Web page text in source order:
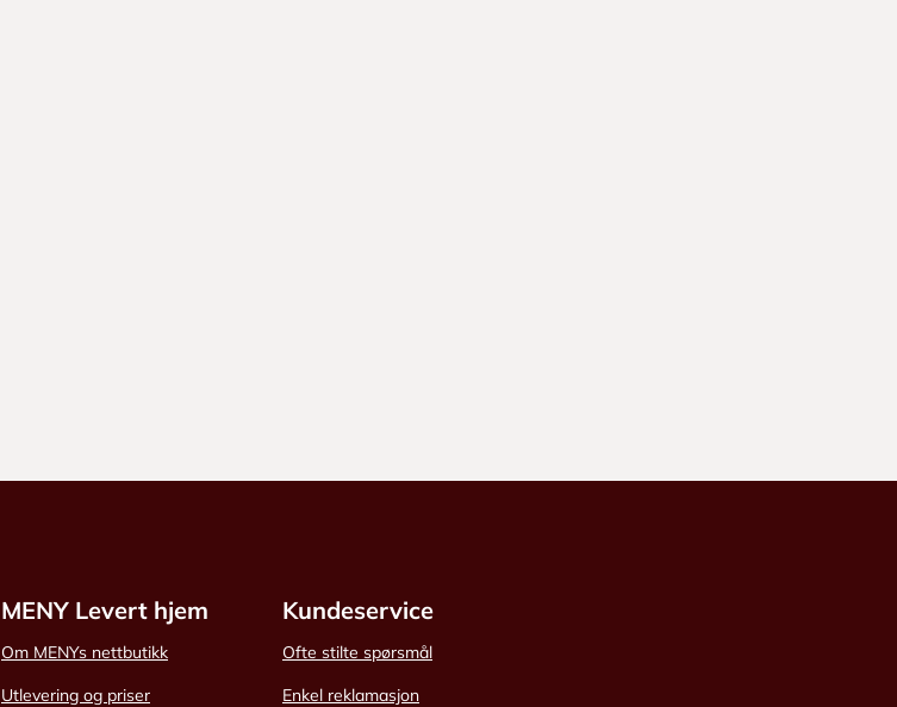
MENY Levert hjem
Om MENYs nettbutikk
Utlevering og priser
Kundeservice
Ofte stilte spørsmål
Enkel reklamasjon